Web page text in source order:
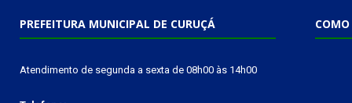
PREFEITURA MUNICIPAL DE CURUÇÁ
Atendimento de segunda a sexta de 08h00 às 14h00
COMO